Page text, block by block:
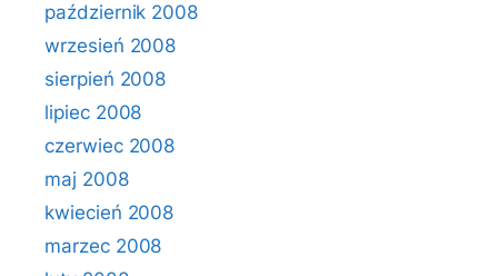
październik 2008
wrzesień 2008
sierpień 2008
lipiec 2008
czerwiec 2008
maj 2008
kwiecień 2008
marzec 2008